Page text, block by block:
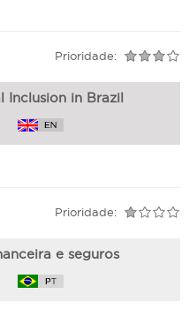
Prioridade:
Inclusion in Brazil
Prioridade:
e seguros